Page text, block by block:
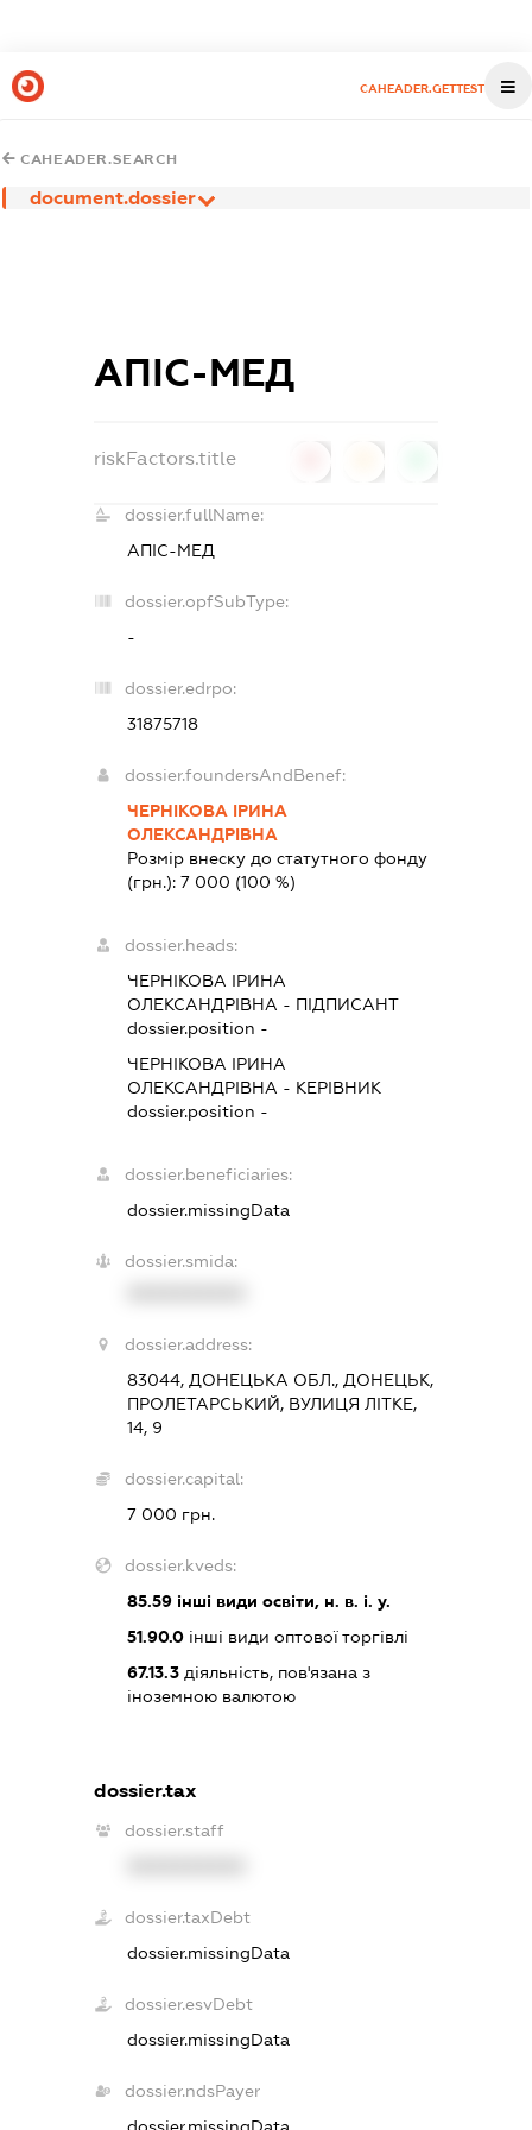
CAHEADER.GETTEST
CAHEADER.SEARCH
document.dossier
АПІС-МЕД
riskFactors.title
dossier.fullName:
АПІС-МЕД
dossier.opfSubType:
-
dossier.edrpo:
31875718
dossier.foundersAndBenef:
ЧЕРНІКОВА ІРИНА
ОЛЕКСАНДРІВНА
Розмір внеску до статутного фонду
(грн.): 7 000 (100 %)
dossier.heads:
ЧЕРНІКОВА ІРИНА
ОЛЕКСАНДРІВНА - ПІДПИСАНТ
dossier.position -
ЧЕРНІКОВА ІРИНА
ОЛЕКСАНДРІВНА - КЕРІВНИК
dossier.position -
dossier.beneficiaries:
dossier.missingData
dossier.smida:
dossier.address:
83044, ДОНЕЦЬКА ОБЛ., ДОНЕЦЬК,
ПРОЛЕТАРСЬКИЙ, ВУЛИЦЯ ЛІТКЕ,
14, 9
dossier.capital:
7 000 грн.
dossier.kveds:
85.59інші види освіти, н. в. і. у.
51.90.0інші види оптової торгівлі
67.13.3діяльність, пов'язана з
іноземною валютою
dossier.tax
dossier.staff
dossier.taxDebt
dossier.missingData
dossier.esvDebt
dossier.missingData
dossier.ndsPayer